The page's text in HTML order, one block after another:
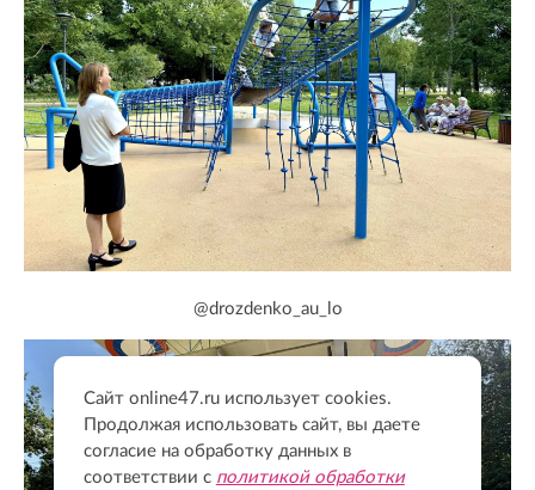
@drozdenko_au_lo
Сайт online47.ru использует cookies.
Продолжая использовать сайт, вы даете
согласие на обработку данных в
соответствии с политикой обработки